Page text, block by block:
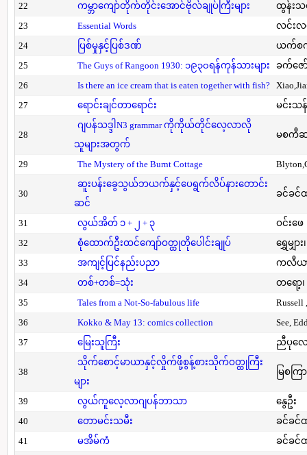
22
ကမ္ဘာကျော်တိုက်တိုင်းအောင်ဗိုလ်ချုပ်ကြီးများ
ထွန်းသ
23
Essential Words
လင်းလ
24
ပြစ်မှုနှင့်ပြစ်ဒဏ်
ယက်စကီ
25
The Guys of Rangoon 1930: ၁၉၃၀ရန်ကုန်သားများ
ခက်ဇေ
26
Is there an ice cream that is eaten together with fish?
27
ရောင်းချင်တာရောင်း မင်းသ
28
ဂျပန်သဒ္ဒါN3 grammar ကိုကိုယ်တိုင်လေ့လာလို
သူများအတွက်
မစကီ
29 The Mystery of the Burnt Cottage
30
ဆူးပန်းခွေသွယ်ဘယက်နှင့်ပေရွက်လိပ်နားတောင်း
ဆင်
ခင်ခင်
31 လွယ်အိတ် ၁ + ၂ + ၃
ဝင်းဖေ
32
စုံထောက်ဦးထင်ကျော်ဝတ္ထုတိုပေါင်းချုပ်
ရွှေမျှား
33
အကျင့်ပြင်နည်းပညာ
ကလီယာ
34
တစ်+တစ်=သုံး
တရော့၊
35
Tales from a Not-So-fabulous life
Russell
36
Kokko & May 13: comics collection
See,
37
မြေးသူကြီး ညီပုလေ
38
သိုက်စောင့်မာယာနှင့်လှိုက်ဖို့စွန့်စားသိုက်ဝတ္ထုကြီး
များ
မြစကြာ
39 လွယ်ကူလေ့လာဂျပန်ဘာသာ
နွေဦး
40
တောမင်းသမီး
ခင်ခင်
41
မအိမ်ကံ
ခင်ခင်